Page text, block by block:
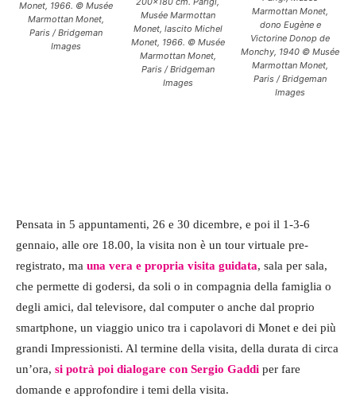
Monet, 1966. © Musée
Marmottan Monet,
Paris / Bridgeman
Images
Musée Marmottan
Monet, lascito Michel
Monet, 1966. © Musée
Marmottan Monet,
Paris / Bridgeman
Images
Marmottan Monet,
dono Eugène e
Victorine Donop de
Monchy, 1940 © Musée
Marmottan Monet,
Paris / Bridgeman
Images
Pensata in 5 appuntamenti, 26 e 30 dicembre, e poi il 1-3-6
gennaio, alle ore 18.00, la visita non è un tour virtuale pre-
registrato, ma una vera e propria visita guidata, sala per sala,
che permette di godersi, da soli o in compagnia della famiglia o
degli amici, dal televisore, dal computer o anche dal proprio
smartphone, un viaggio unico tra i capolavori di Monet e dei più
grandi Impressionisti. Al termine della visita, della durata di circa
un’ora, si potrà poi dialogare con Sergio Gaddi per fare
domande e approfondire i temi della visita.